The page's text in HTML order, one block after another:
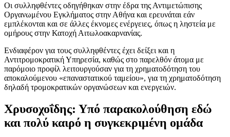
Οι συλληφθέντες οδηγήθηκαν στην έδρα της Αντιμετώπισης
Οργανωμένου Εγκλήματος στην Αθήνα και ερευνάται εάν
εμπλέκονται και σε άλλες έκνομες ενέργειες, όπως η ληστεία με
ομήρους στην Κατοχή Αιτωλοακαρνανίας.
Ενδιαφέρον για τους συλληφθέντες έχει δείξει και η
Αντιτρομοκρατική Υπηρεσία, καθώς στο παρελθόν άτομα με
παρόμοιο προφίλ λειτουργούσαν για τη χρηματοδότηση του
αποκαλούμενου «επαναστατικού ταμείου», για τη χρηματοδότηση
δηλαδή τρομοκρατικών οργανώσεων και ενεργειών.
Χρυσοχοΐδης: Υπό παρακολούθηση εδώ
και πολύ καιρό η συγκεκριμένη ομάδα